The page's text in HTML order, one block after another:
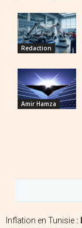
Redaction
Amir Hamza
Inflation en Tunisie :